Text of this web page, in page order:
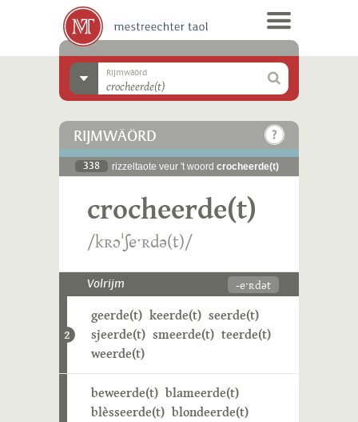
Rijmwäörd
RIJMWÄÖRD
338 rizzeltaote veur 't woord crocheerde(t)
crocheerde(t)
/kʀɔˈʃeˑʀdə(t)/
Volrijm -eˑʀdət
2
geerde(t) keerde(t) seerde(t)
sjeerde(t) smeerde(t) teerde(t)
weerde(t)
beweerde(t) blameerde(t)
blèsseerde(t) blondeerde(t)